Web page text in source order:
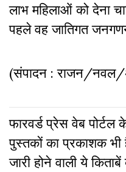
लाभ महिलाओं को देना
पहले वह जातिगत
(संपादन : राजन/
फारवर्ड प्रेस वेब पोर्टल
पुस्‍तकों का प्रकाशक
जारी होने वाली ये